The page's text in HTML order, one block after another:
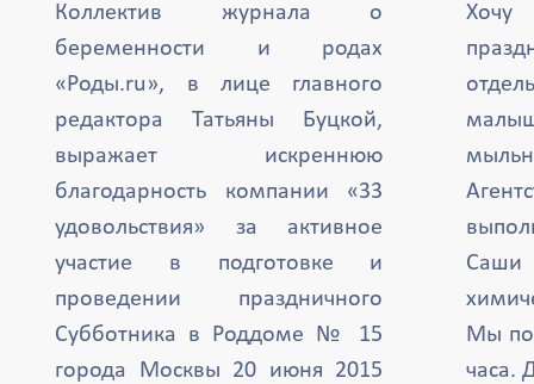
Коллектив журнала о
беременности и родах
«Роды.ru», в лице главного
редактора Татьяны Буцкой,
выражает искреннюю
благодарность компании «33
удовольствия» за активное
участие в подготовке и
проведении праздничного
Субботника в Роддоме № 15
города Москвы 20 июня 2015
Саши
Мы
часа.